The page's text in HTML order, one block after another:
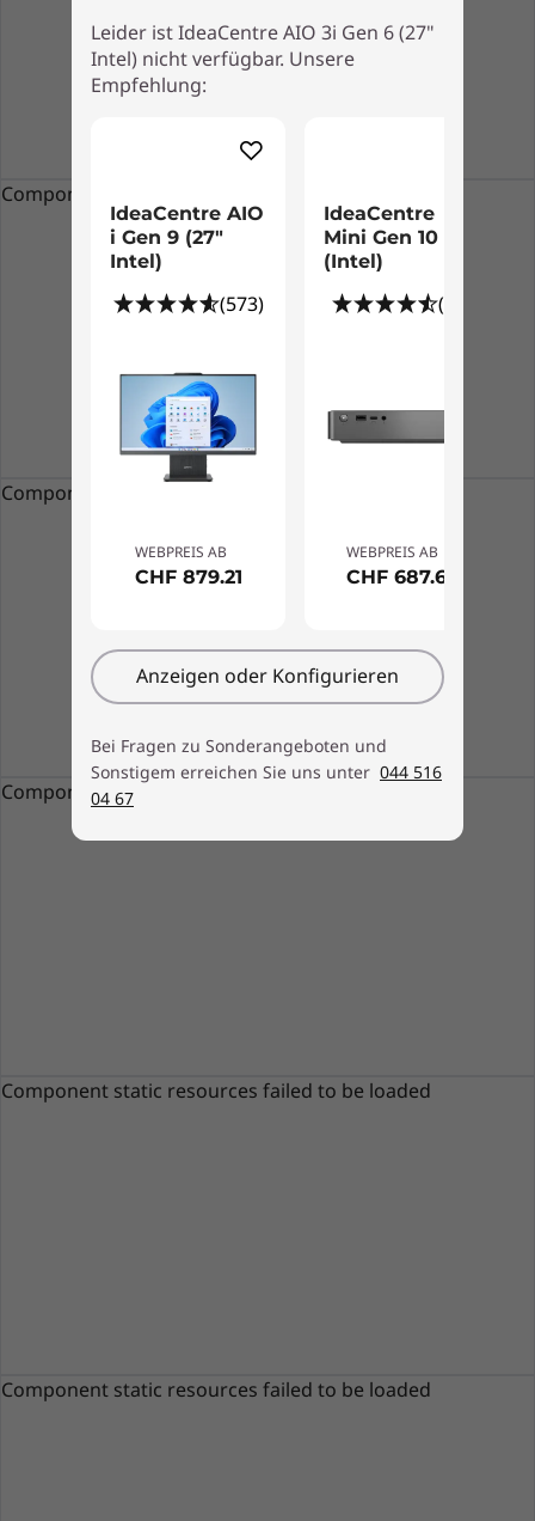
Component static resources failed to be loaded
Component static resources failed to be loaded
Component static resources failed to be loaded
Component static resources failed to be loaded
Component static resources failed to be loaded
Leider ist IdeaCentre AIO 3i Gen 6 (27"
Intel) nicht verfügbar. Unsere
Empfehlung:
IdeaCentre AIO
i Gen 9 (27"
Intel)
(573)
WEBPREIS AB
CHF 879.21
IdeaCentre
Mini Gen 10
(Intel)
(71)
WEBPREIS AB
CHF 687.66
Anzeigen oder Konfigurieren
Bei Fragen zu Sonderangeboten und
Sonstigem erreichen Sie uns unter 044 516
04 67